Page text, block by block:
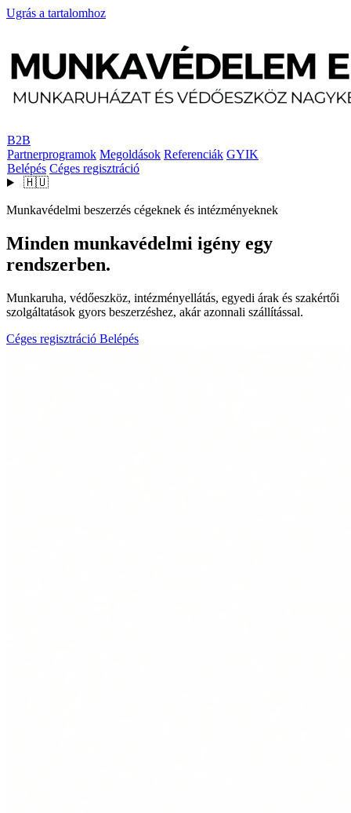
Ugrás a tartalomhoz
B2B
Partnerprogramok Megoldások Referenciák GYIK
Belépés Céges regisztráció
🇭🇺
Munkavédelmi beszerzés cégeknek és intézményeknek
Minden munkavédelmi igény egy
rendszerben.
Munkaruha, védőeszköz, intézményellátás, egyedi árak és szakértői
szolgáltatások gyors beszerzéshez, akár azonnali szállítással.
Céges regisztráció Belépés